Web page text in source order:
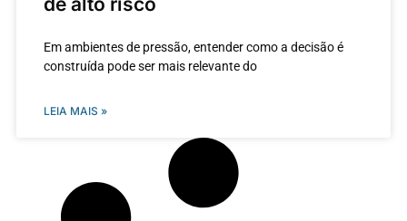
Em ambientes de pressão, entender como a decisão é
construída pode ser mais relevante do
LEIA MAIS »